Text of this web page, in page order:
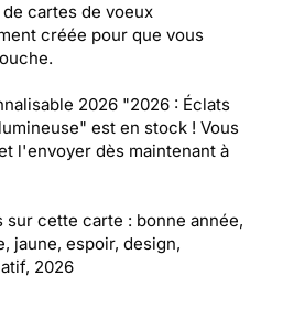
cartes de voeux
créée pour que vous
2026 "2026 : Éclats
est en stock ! Vous
l'envoyer dès maintenant à
cette carte : bonne année,
jaune, espoir, design,
2026